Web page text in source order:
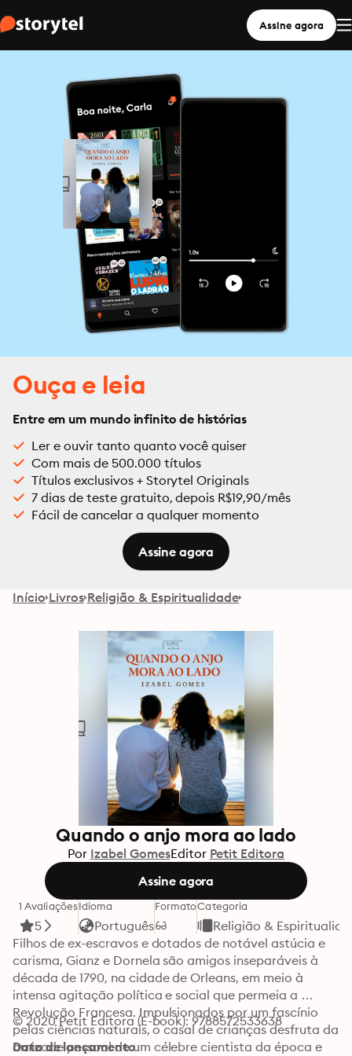
Assine agora
Ouça e leia
Entre em um mundo infinito de histórias
Ler e ouvir tanto quanto você quiser
Com mais de 500.000 títulos
Títulos exclusivos + Storytel Originals
7 dias de teste gratuito, depois R$19,90/mês
Fácil de cancelar a qualquer momento
Assine agora
Início Livros Religião & Espiritualidade
Quando o anjo mora ao lado
Por Izabel GomesEditor Petit Editora
Assine agora
1 Avaliações
5
Idioma
Português
FormatoCategoria
Religião &
Filhos de ex-escravos e dotados de notável astúcia e
carisma, Gianz e Dornela são amigos inseparáveis à
década de 1790, na cidade de Orleans, em meio à
intensa agitação política e social que permeia a
Revolução Francesa. Impulsionados por um fascínio
pelas ciências naturais, o casal de crianças desfruta da
amizade pessoal de um célebre cientista da época e
© 2020 Petit Editora (E-book): 9788572533638
Data de lançamento